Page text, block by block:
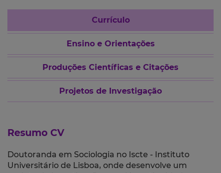
Currículo
Ensino e Orientações
Produções Científicas e Citações
Projetos de Investigação
Resumo CV
Doutoranda em Sociologia no Iscte - Instituto
Universitário de Lisboa, onde desenvolve um